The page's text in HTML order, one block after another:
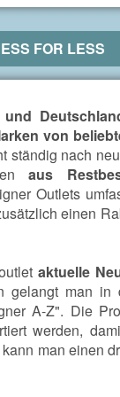
FOR LESS
und
von
ständig nach
aus
Outlets
einen
aktuelle
gelangt man in
A-Z". Die
werden,
man einen